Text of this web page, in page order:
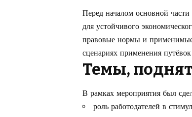
Перед началом основной части
для устойчивого
правовые нормы и
сценариях применения
Темы,
В рамках мероприятия был
роль работодателей в